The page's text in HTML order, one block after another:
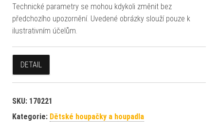
Technické parametry se mohou kdykoli změnit bez
předchozího upozornění. Uvedené obrázky slouží pouze k
ilustrativním účelům.
DETAIL
SKU: 170221
Kategorie: Dětské houpačky a houpadla